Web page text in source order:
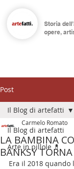
Storia
opere,
Post
Il Blog di artefatti
Arte in pillole 💊
Il Blog di artefatti
LA BAMBINA
BANKSY
Carmelo Romato
Era il 2018 quando